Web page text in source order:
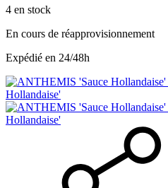
4 en stock
En cours de réapprovisionnement
Expédié en 24/48h